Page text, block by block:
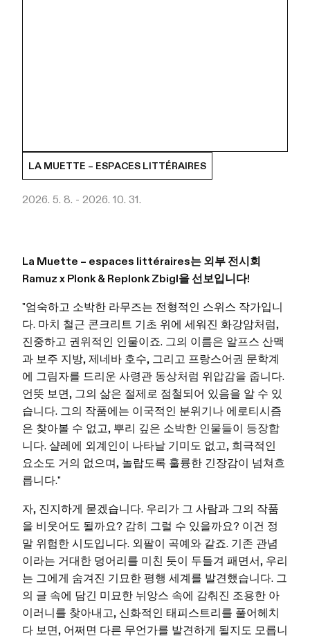
LA MUETTE – ESPACES LITTÉRAIRES
2026. 5. 8. - 2026. 10. 31.
La Muette – espaces littéraires는 외부 전시회
Ramuz x Plonk & Replonk Zbigl을 선보입니다!
"엄숙하고 소박한 라무즈는 전형적인 스위스 작가입니
다. 마치 철근 콘크리트 기초 위에 세워진 화강암처럼,
진중하고 권위적인 인물이죠. 그의 이름은 알프스 산맥
과 보주 지방, 제네바 호수, 그리고 프랑스어권 문학계
에 그림자를 드리운 사령관 동상처럼 위압감을 줍니다.
언뜻 보면, 그의 삶은 절제로 점철되어 있음을 알 수 있
습니다. 그의 작품에는 이국적인 분위기나 에로티시즘
은 찾아볼 수 없고, 뿌리 깊은 소박한 인물들이 등장합
니다. 샬레에 외계인이 나타날 기미도 없고, 희극적인
요소도 거의 없으며, 놀랍도록 훌륭한 긴장감이 넘쳐흐
릅니다."
자, 진지하게 묻겠습니다. 우리가 그 사람과 그의 작품
을 비웃어도 될까요? 감히 그럴 수 있을까요? 이건 정
말 위험한 시도입니다. 외팔이 곡예와 같죠. 기존 관념
이라는 거대한 덩어리를 미친 듯이 두들겨 패면서, 우리
는 그에게 숨겨진 기묘한 평행 세계를 발견했습니다. 그
의 글 속에 담긴 미묘한 뉘앙스 속에 감춰진 조용한 아
이러니를 찾아내고, 신화적인 태피스트리를 풀어헤치
다 보면, 어쩌면 다른 무언가를 발견하게 될지도 모릅니